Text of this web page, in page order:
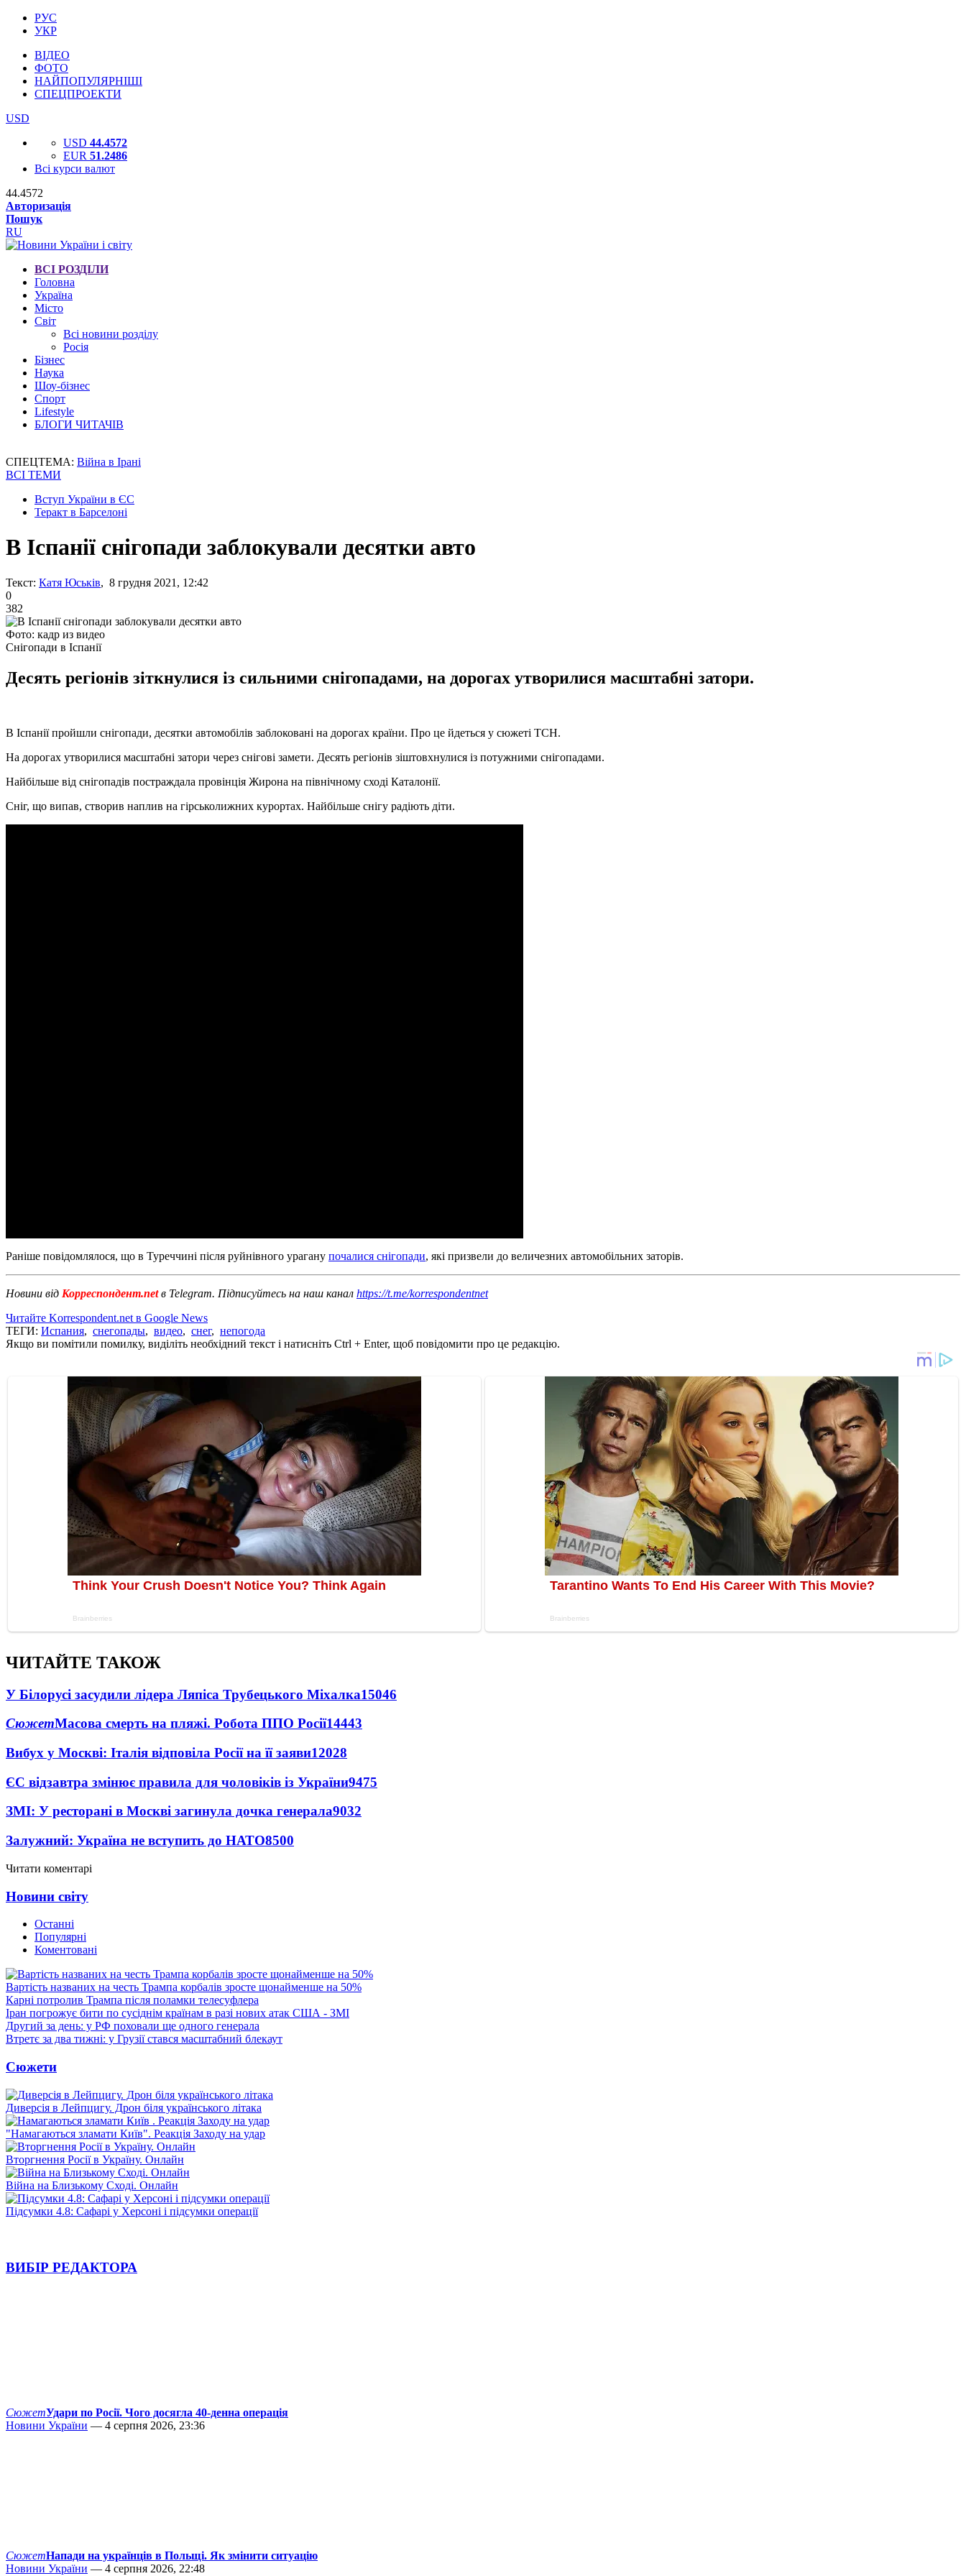
РУС
УКР
ВІДЕО
ФОТО
НАЙПОПУЛЯРНІШІ
СПЕЦПРОЕКТИ
USD
USD 44.4572
EUR 51.2486
Всі курси валют
44.4572
Авторизація
Пошук
RU
ВСІ РОЗДІЛИ
Головна
Україна
Місто
Світ
Всі новини розділу
Росія
Бізнес
Наука
Шоу-бізнес
Спорт
Lifestyle
БЛОГИ ЧИТАЧІВ
СПЕЦТЕМА: Війна в Ірані
ВСІ ТЕМИ
Вступ України в ЄС
Теракт в Барселоні
В Іспанії снігопади заблокували десятки авто
Текст: Катя Юськів, 8 грудня 2021, 12:42
0
382
Фото: кадр из видео
Снігопади в Іспанії
Десять регіонів зіткнулися із сильними снігопадами, на дорогах утворилися масштабні затори.
В Іспанії пройшли снігопади, десятки автомобілів заблоковані на дорогах країни. Про це йдеться у сюжеті ТСН.
На дорогах утворилися масштабні затори через снігові замети. Десять регіонів зіштовхнулися із потужними снігопадами.
Найбільше від снігопадів постраждала провінція Жирона на північному сході Каталонії.
Сніг, що випав, створив наплив на гірськолижних курортах. Найбільше снігу радіють діти.
Раніше повідомлялося, що в Туреччині після руйнівного урагану почалися снігопади, які призвели до величезних автомобільних заторів.
Новини від Корреспондент.netв Telegram. Підписуйтесь на наш канал https://t.me/korrespondentnet
Читайте Korrespondent.net в Google News
ТЕГИ: Испания, снегопады, видео, снег, непогода
Якщо ви помітили помилку, виділіть необхідний текст і натисніть Ctrl + Enter, щоб повідомити про це редакцію.
ЧИТАЙТЕ ТАКОЖ
У Білорусі засудили лідера Ляпіса Трубецького Міхалка15046
СюжетМасова смерть на пляжі. Робота ППО Росії14443
Вибух у Москві: Італія відповіла Росії на її заяви12028
ЄС відзавтра змінює правила для чоловіків із України9475
ЗМІ: У ресторані в Москві загинула дочка генерала9032
Залужний: Україна не вступить до НАТО8500
Читати коментарі
Новини світу
Останні
Популярні
Коментовані
Вартість названих на честь Трампа корбалів зросте щонайменше на 50%
Карні потролив Трампа після поламки телесуфлера
Іран погрожує бити по сусіднім країнам в разі нових атак США - ЗМІ
Другий за день: у РФ поховали ще одного генерала
Втретє за два тижні: у Грузії стався масштабний блекаут
Сюжети
Диверсія в Лейпцигу. Дрон біля українського літака
"Намагаються зламати Київ". Реакція Заходу на удар
Вторгнення Росії в Україну. Онлайн
Війна на Близькому Сході. Онлайн
Підсумки 4.8: Сафарі у Херсоні і підсумки операції
ВИБІР РЕДАКТОРА
СюжетУдари по Росії. Чого досягла 40-денна операція
Новини України — 4 серпня 2026, 23:36
СюжетНапади на українців в Польщі. Як змінити ситуацію
Новини України — 4 серпня 2026, 22:48